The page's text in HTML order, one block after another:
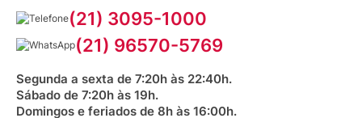
Aniversário Venancio 2025
Bioimpedância Gratuita
Fale conosco
Saúde na praça
(21) 3095-1000
(21) 96570-5769
Segunda a sexta de 7:20h às 22:40h.
Sábado de 7:20h às 19h.
Domingos e feriados de 8h às 16:00h.